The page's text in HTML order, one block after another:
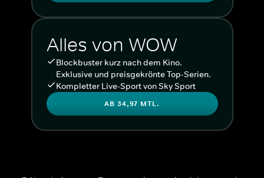
Alles von WOW
Blockbuster kurz nach dem Kino.
Exklusive und preisgekrönte Top-Serien.
Kompletter Live-Sport von Sky Sport
AB 34,97 MTL.